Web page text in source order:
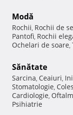
Modă
Rochii, Rochii de
Pantofi, Rochii
Ochelari de soare,
Sănătate
Sarcina, Ceaiuri,
Stomatologie,
Cardiologie,
Psihiatrie